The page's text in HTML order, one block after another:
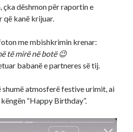
dëshmon për raportin e
që kanë krijuar.
me mbishkrimin krenar:
të mirë në botë 😉
babanë e partneres së tij.
shumë atmosferë festive urimit, ai
“Happy Birthday”.